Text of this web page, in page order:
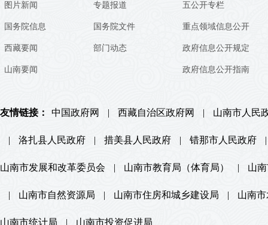
图片新闻
国务院信息
西藏要闻
山南要闻
专题报道
国务院文件
部门动态
五公开专栏
重点领域信息公开
政府信息公开规定
政府信息公开指南
友情链接： 中国政府网 | 西藏自治区政府网 | 山南市人民
| 洛扎县人民政府 | 措美县人民政府 | 错那市人民政府 |
山南市发展和改革委员会 | 山南市教育局（体育局） | 山
| 山南市自然资源局 | 山南市住房和城乡建设局 | 山南
山南市统计局 | 山南市投资促进局